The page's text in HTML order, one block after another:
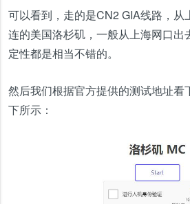
可以看到，走的是CN2 GIA线路，从
连的美国洛杉矶，一般从上海网口
定性都是相当不错的。
然后我们根据官方提供的测试地址看
下所示：